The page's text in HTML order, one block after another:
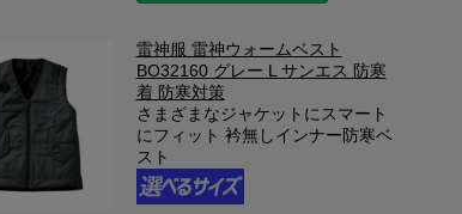
雷神服 雷神ウォームベスト
BO32160 グレー L サンエス 防寒
着 防寒対策
さまざまなジャケットにスマート
にフィット 衿無しインナー防寒ベ
スト